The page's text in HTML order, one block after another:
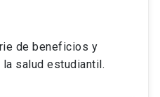
de beneficios y
salud estudiantil.